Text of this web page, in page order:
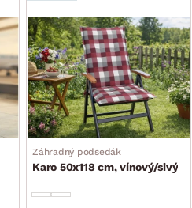
Záhradný podsedák
Karo 50x118 cm, vínový/sivý